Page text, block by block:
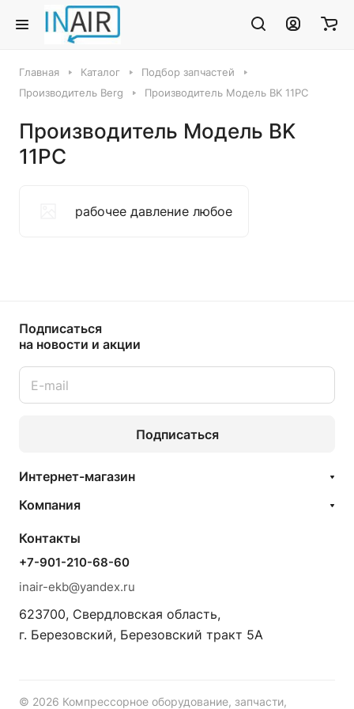
Главная Каталог
Подбор запчастей
Производитель Berg
Производитель Модель BK 11PC
Производитель Модель BK
11PC
рабочее давление любое
Подписаться
на новости и акции
Подписаться
Интернет-магазин
Компания
Контакты
+7-901-210-68-60
inair-ekb@yandex.ru
623700, Свердловская область,
г. Березовский, Березовский тракт 5А
© 2026 Компрессорное оборудование, запчасти,